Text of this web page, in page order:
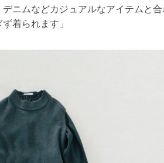
ニムなどカジュアルなアイテムと
着られます」